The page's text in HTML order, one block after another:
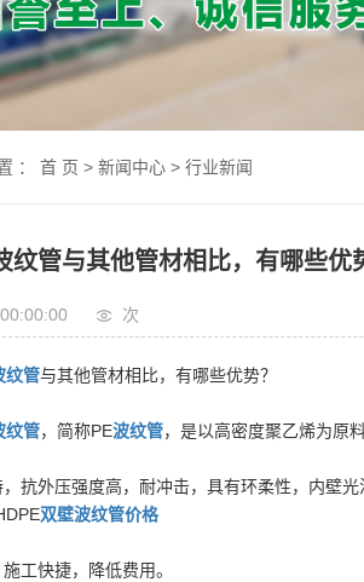
： 首 页 > 新闻中心> 行业新闻
纹管与其他管材相比，有哪些优
次
纹管与其他管材相比，有哪些优势？
纹管，简称PE波纹管，是以高密度聚乙烯为原
抗外压强度高，耐冲击，具有环柔性，内壁
双壁波纹管价格
工快捷，降低费用。